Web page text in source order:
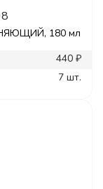
180 мл
440 ₽
7 шт.